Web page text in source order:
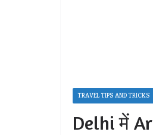
TRAVEL TIPS AND TRICKS
Delhi में